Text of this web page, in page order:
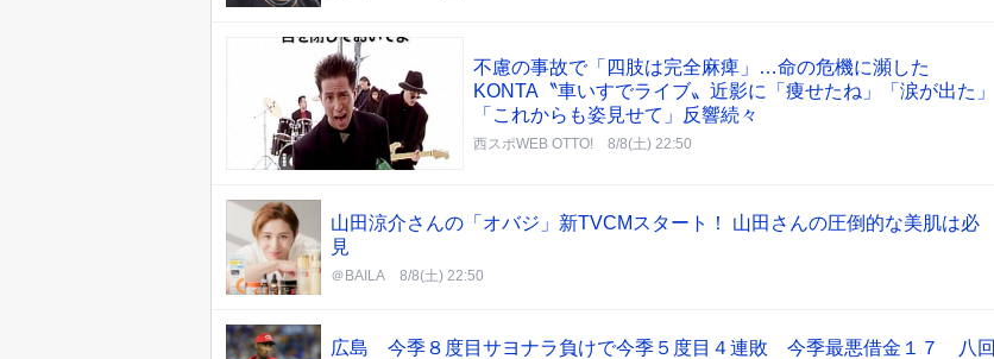
不慮の事故で「四肢は完全麻痺」…命の危機に瀕した
KONTA〝車いすでライブ〟近影に「痩せたね」「涙が出た」
「これからも姿見せて」反響続々
西スポWEB OTTO! 8/8(土) 22:50
山田涼介さんの「オバジ」新TVCMスタート！ 山田さんの圧倒的な美肌は必
見
＠BAILA 8/8(土) 22:50
広島 今季８度目サヨナラ負けで今季５度目４連敗 今季最悪借金１７ 八回